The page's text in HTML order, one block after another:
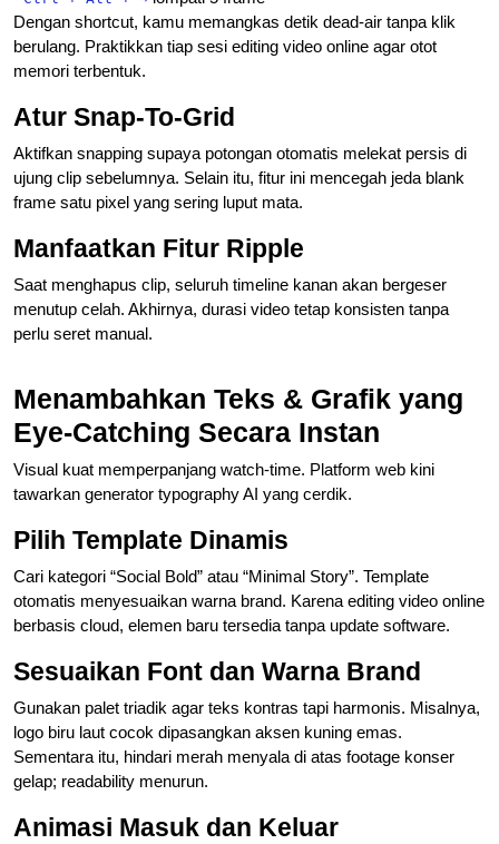
Dengan shortcut, kamu memangkas detik dead-air tanpa klik
berulang. Praktikkan tiap sesi editing video online agar otot
memori terbentuk.
Atur Snap-To-Grid
Aktifkan snapping supaya potongan otomatis melekat persis di
ujung clip sebelumnya. Selain itu, fitur ini mencegah jeda blank
frame satu pixel yang sering luput mata.
Manfaatkan Fitur Ripple
Saat menghapus clip, seluruh timeline kanan akan bergeser
menutup celah. Akhirnya, durasi video tetap konsisten tanpa
perlu seret manual.
Menambahkan Teks & Grafik yang
Eye-Catching Secara Instan
Visual kuat memperpanjang watch-time. Platform web kini
tawarkan generator typography AI yang cerdik.
Pilih Template Dinamis
Cari kategori “Social Bold” atau “Minimal Story”. Template
otomatis menyesuaikan warna brand. Karena editing video online
berbasis cloud, elemen baru tersedia tanpa update software.
Sesuaikan Font dan Warna Brand
Gunakan palet triadik agar teks kontras tapi harmonis. Misalnya,
logo biru laut cocok dipasangkan aksen kuning emas.
Sementara itu, hindari merah menyala di atas footage konser
gelap; readability menurun.
Animasi Masuk dan Keluar